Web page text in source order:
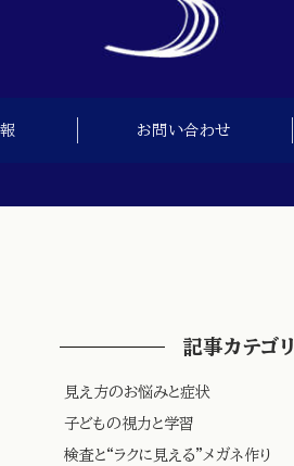
お問い合わせ
記事カテゴリ
見え方のお悩みと症状
子どもの視力と学習
検査と“ラクに見える”メガネ作り